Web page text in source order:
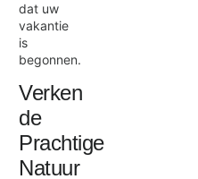
dat uw
vakantie
is
begonnen.
Verken
de
Prachtige
Natuur